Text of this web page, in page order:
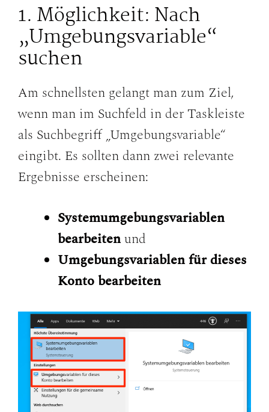
1. Möglichkeit: Nach
„Umgebungsvariable“
suchen
Am schnellsten gelangt man zum Ziel,
wenn man im Suchfeld in der Taskleiste
als Suchbegriff „Umgebungsvariable“
eingibt. Es sollten dann zwei relevante
Ergebnisse erscheinen:
Systemumgebungsvariablen
bearbeitenund
Umgebungsvariablen für dieses
Konto bearbeiten